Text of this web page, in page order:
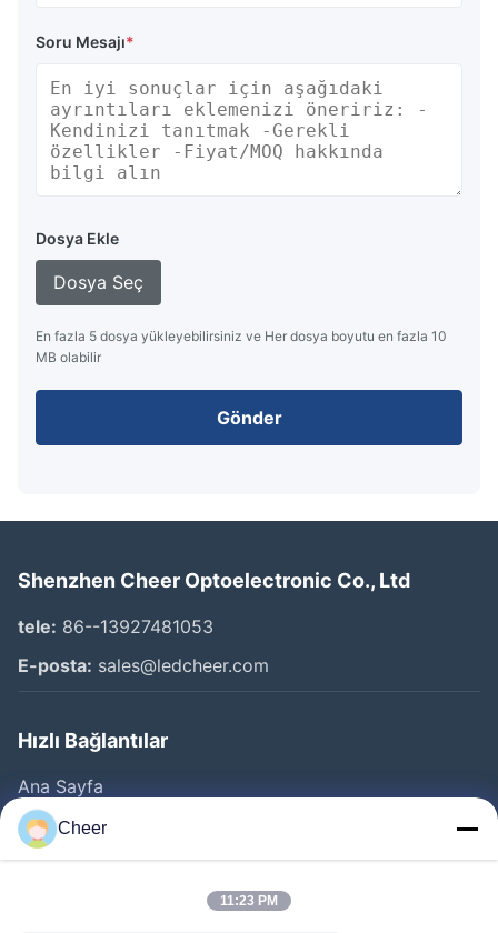
Soru Mesajı*
Dosya Ekle
Dosya Seç
En fazla 5 dosya yükleyebilirsiniz ve Her dosya boyutu en fazla 10
MB olabilir
Gönder
Shenzhen Cheer Optoelectronic Co., Ltd
tele: 86--13927481053
E-posta: sales@ledcheer.com
Hızlı Bağlantılar
Ana Sayfa
Ürünler
Hakkımızda
Cheer
11:23 PM